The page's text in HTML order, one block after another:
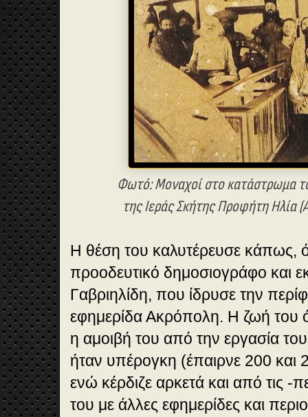
Φωτό: Μοναχοί στο κατάστρωμα
της Ιεράς Σκήτης Προφήτη Ηλία
Η θέση του καλυτέρευσε κάπως,
προοδευτικό δημοσιογράφο και
Γαβριηλίδη, που ίδρυσε την
εφημερίδα Ακρόπολη. Η ζωή του
η αμοιβή του από την εργασία
ήταν υπέρογκη (έπαιρνε 200 και
ενώ κέρδιζε αρκετά και από τις -
του με άλλες εφημερίδες και